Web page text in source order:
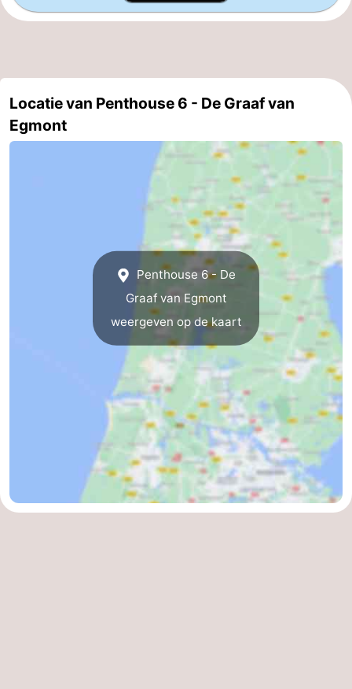
Locatie van Penthouse 6 - De Graaf van
Egmont
Penthouse 6 - De
Graaf van Egmont
weergeven op de kaart